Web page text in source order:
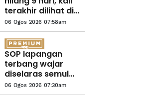
terakhir dilihat di
rumah
06 Ogos 2026 07:58am
SOP lapangan
terbang wajar
diselaras semula
segera
06 Ogos 2026 07:30am